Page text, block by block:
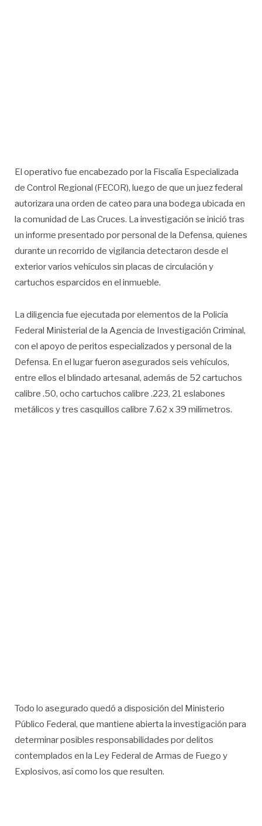
El operativo fue encabezado por la Fiscalía Especializada
de Control Regional (FECOR), luego de que un juez federal
autorizara una orden de cateo para una bodega ubicada en
la comunidad de Las Cruces. La investigación se inició tras
un informe presentado por personal de la Defensa, quienes
durante un recorrido de vigilancia detectaron desde el
exterior varios vehículos sin placas de circulación y
cartuchos esparcidos en el inmueble.
La diligencia fue ejecutada por elementos de la Policía
Federal Ministerial de la Agencia de Investigación Criminal,
con el apoyo de peritos especializados y personal de la
Defensa. En el lugar fueron asegurados seis vehículos,
entre ellos el blindado artesanal, además de 52 cartuchos
calibre .50, ocho cartuchos calibre .223, 21 eslabones
metálicos y tres casquillos calibre 7.62 x 39 milímetros.
Todo lo asegurado quedó a disposición del Ministerio
Público Federal, que mantiene abierta la investigación para
determinar posibles responsabilidades por delitos
contemplados en la Ley Federal de Armas de Fuego y
Explosivos, así como los que resulten.